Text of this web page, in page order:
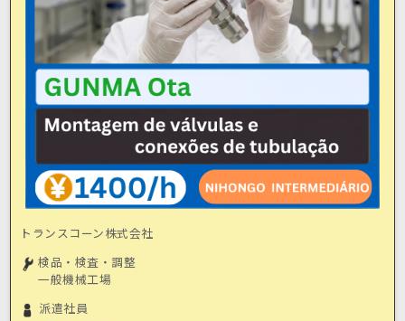
トランスコーン株式会社
検品・検査・調整
一般機械工場
派遣社員